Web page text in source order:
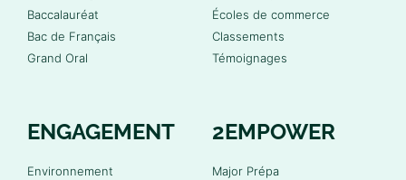
Baccalauréat
Bac de Français
Grand Oral
Écoles de commerce
Classements
Témoignages
ENGAGEMENT
Environnement
2EMPOWER
Major Prépa